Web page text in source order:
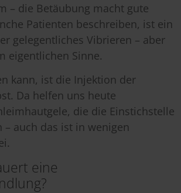
– die Betäubung macht gute
Patienten beschreiben, ist ein
gelegentliches Vibrieren – aber
eigentlichen Sinne.
kann, ist die Injektion der
Da helfen uns heute
die die Einstichstelle
– auch das ist in wenigen
eine